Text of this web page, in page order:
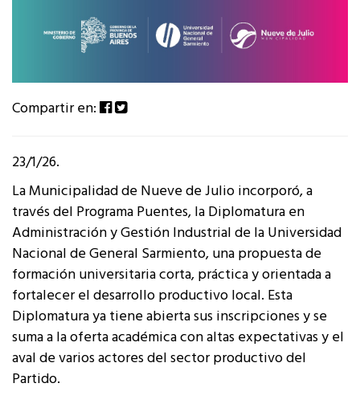
Compartir en:
23/1/26.
La Municipalidad de Nueve de Julio incorporó, a
través del Programa Puentes, la Diplomatura en
Administración y Gestión Industrial de la Universidad
Nacional de General Sarmiento, una propuesta de
formación universitaria corta, práctica y orientada a
fortalecer el desarrollo productivo local. Esta
Diplomatura ya tiene abierta sus inscripciones y se
suma a la oferta académica con altas expectativas y el
aval de varios actores del sector productivo del
Partido.